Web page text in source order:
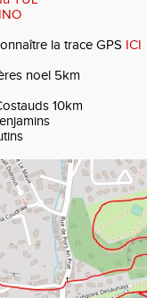
la trace GPS ICI
noel 5km
10km